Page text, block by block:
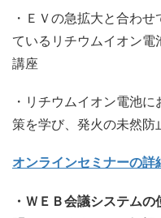
・ＥＶの急拡大と合わ
ているリチウムイオン
講座
・リチウムイオン電池
策を学び、発火の未然防
オンラインセミナーの詳
・ＷＥＢ会議システム